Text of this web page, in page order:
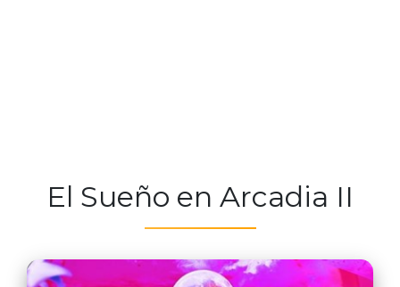
El Sueño en Arcadia II